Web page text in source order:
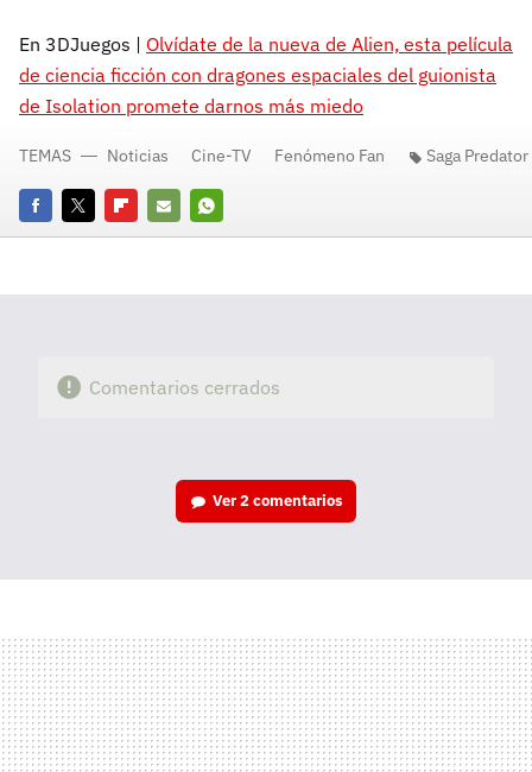
En 3DJuegos | Olvídate de la nueva de Alien, esta película
de ciencia ficción con dragones espaciales del guionista
de Isolation promete darnos más miedo
FacebookTwitterFlipboard
E-
Whatsapp
TEMAS Noticias Cine-TV Fenómeno Fan Saga Predator
Comentarios cerrados
Ver2 comentarios